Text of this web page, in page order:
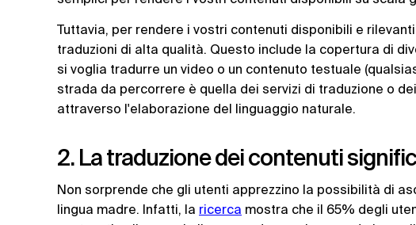
Tuttavia, per rendere i vostri contenuti disponibili e
traduzioni di alta qualità. Questo include la copertura di
si voglia tradurre un video o un contenuto testuale
strada da percorrere è quella dei servizi di traduzione o
attraverso l'elaborazione del linguaggio naturale.
2. La traduzione dei contenuti
Non sorprende che gli utenti apprezzino la possibilità di
lingua madre. Infatti, la ricerca mostra che il 65% degli